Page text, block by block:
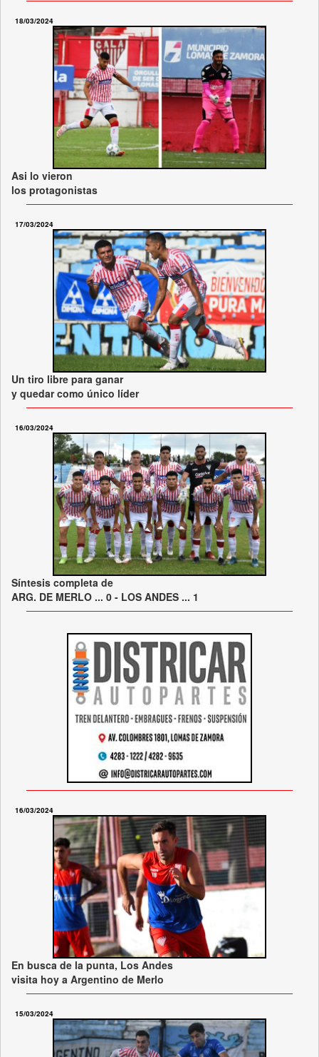
18/03/2024
Asi lo vieron
los protagonistas
17/03/2024
Un tiro libre para ganar
y quedar como único líder
16/03/2024
Síntesis completa de
ARG. DE MERLO ... 0 - LOS ANDES ... 1
16/03/2024
En busca de la punta, Los Andes
visita hoy a Argentino de Merlo
15/03/2024